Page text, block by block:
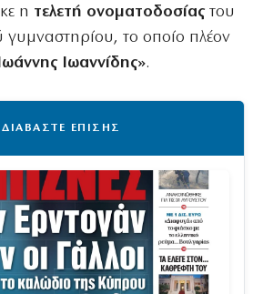
η τελετή ονοματοδοσίας του
γυμναστηρίου, το οποίο πλέον
Ιωαννίδης».
ΔΙΑΒΑΣΤΕ ΕΠΙΣΗΣ